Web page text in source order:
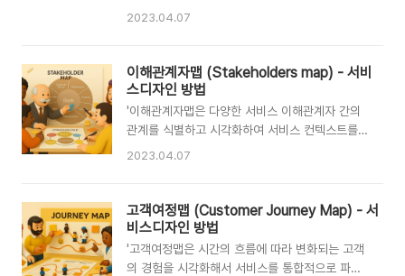
년 하버드 비즈니스 리뷰에서 처음 제안한 것으로
공자가 제공하는 조치들과 연관을 지어 작성한 흐
름도’이다. 이것은 고객과 관련..
다. 이를 통해 사용자와 이해관계자들의 역할을 연
이 반드시 복잡하고 돈이 많이 드는 것은 아니다.
눈 수술에 사용할 새로운 기기를 개발하려는 의사
들과 함께 의료 프로젝트를 진행한 적이 있다. 의
사들이 수술용 기구의 이상적인 형태 특성에 관해
커와 필름통, 빨래집게를 집어 들고선 테이프를 이
는 “이런 모양을 말씀하시는 건가요?”라고 물었
다. 디자이너가 아주 간단하게 원형을 만들어 보이
자 의사들은 비로소 그 기기가 어떤 모양..
2023.04.07
이해관계자맵 (Stakeholders map) - 서비
스디자인 방법
'이해관계자맵은 다양한 서비스 이해관계자 간의
관계를 식별하고 시각화하여 서비스 컨텍스트를
보다 폭넓게 이해할 수 있게 해주는 방법이다. 이
데 유용하다. 이해관계자맵을 만들려면 포괄적인
이해관계자 목록을 작성하고, 이해관계자의 관심
사와 동기를 파악하고, 직관적인 방식으로 관계를
시각화해야 한다.'------이해관계자맵은 서비스
2023.04.07
고객여정맵 (Customer Journey Map) - 서
비스디자인 방법
'고객여정맵은 시간의 흐름에 따라 변화되는 고객
의 경험을 시각화해서 서비스를 통합적으로 파악